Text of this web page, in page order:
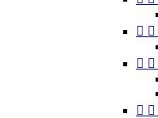
 
 
 